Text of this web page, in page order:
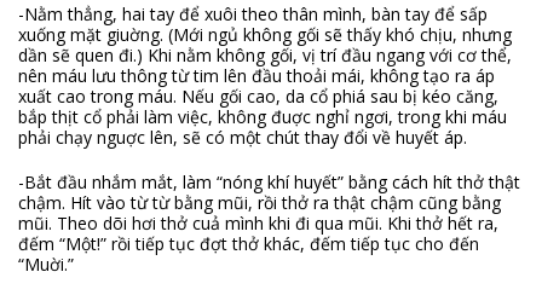
-Nằm thẳng, hai tay để xuôi theo thân mình, bàn tay để sấp
xuống mặt giuờng. (Mới ngủ không gối sẽ thấy khó chịu, nhưng
dần sẽ quen đi.) Khi nằm không gối, vị trí đầu ngang với cơ thể,
nên máu lưu thông từ tim lên đầu thoải mái, không tạo ra áp
xuất cao trong máu. Nếu gối cao, da cổ phiá sau bị kéo căng,
bắp thịt cổ phải làm việc, không đuợc nghỉ ngơi, trong khi máu
phải chạy nguợc lên, sẽ có một chút thay đổi về huyết áp.
-Bắt đầu nhắm mắt, làm “nóng khí huyết” bằng cách hít thở thật
chậm. Hít vào từ từ bằng mũi, rồi thở ra thật chậm cũng bằng
mũi. Theo dõi hơi thở cuả mình khi đi qua mũi. Khi thở hết ra,
đếm “Một!” rồi tiếp tục đợt thở khác, đếm tiếp tục cho đến
“Muời.”